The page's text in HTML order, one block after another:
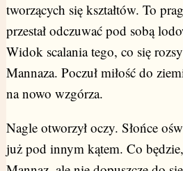
tworzących się kształtów. To
przestał odczuwać pod sobą
Widok scalania tego, co się
Mannaza. Poczuł miłość do
na nowo wzgórza.
Nagle otworzył oczy. Słońce
już pod innym kątem. Co